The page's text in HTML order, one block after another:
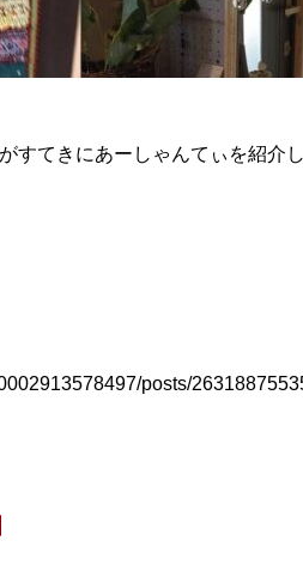
すてきにあーしゃんてぃを紹介
posts/